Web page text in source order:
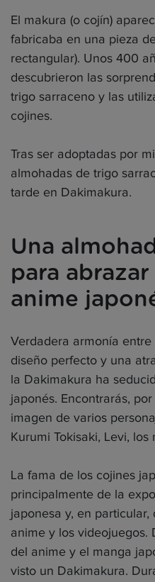
El makura (o cojín)
fabricaba en una pieza
rectangular). Unos 400
descubrieron las
trigo sarraceno y las
cojines.
Tras ser adoptadas por
almohadas de trigo
tarde en Dakimakura.
Una
para
anime
Verdadera armonía
diseño perfecto y una
la Dakimakura ha
japonés. Encontrarás,
imagen de varios
Kurumi Tokisaki, Levi, los
La fama de los cojines
principalmente de la
japonesa y, en
anime y los videojuegos.
del anime y el manga
visto un Dakimakura.